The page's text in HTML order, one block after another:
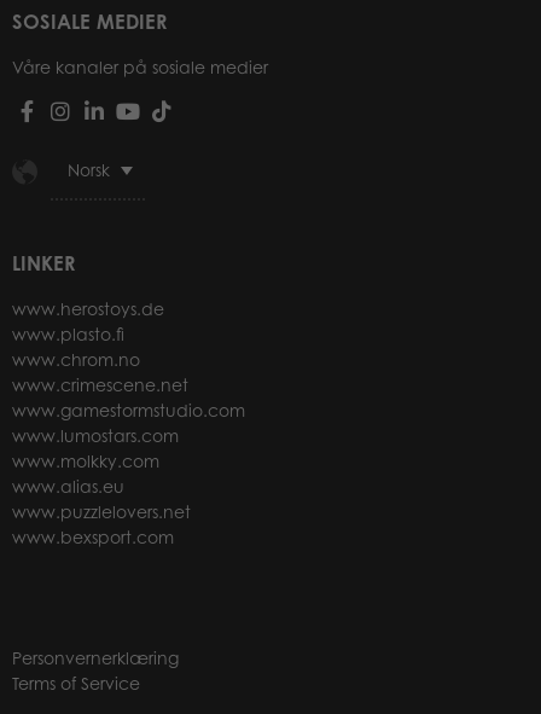
SOSIALE MEDIER
Våre kanaler på sosiale medier
Norsk
LINKER
www.herostoys.de
www.plasto.fi
www.chrom.no
www.crimescene.net
www.gamestormstudio.com
www.lumostars.com
www.molkky.com
www.alias.eu
www.puzzlelovers.net
www.bexsport.com
Personvernerklæring
Terms of Service